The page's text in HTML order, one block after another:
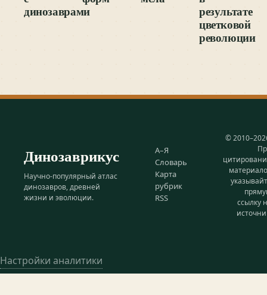
динозаврами
результате
цветковой
революции
Динозаврикус
Научно-популярный атлас
динозавров, древней
жизни и эволюции.
А–Я
Словарь
Карта
рубрик
RSS
©
ссылку
Настройки аналитики